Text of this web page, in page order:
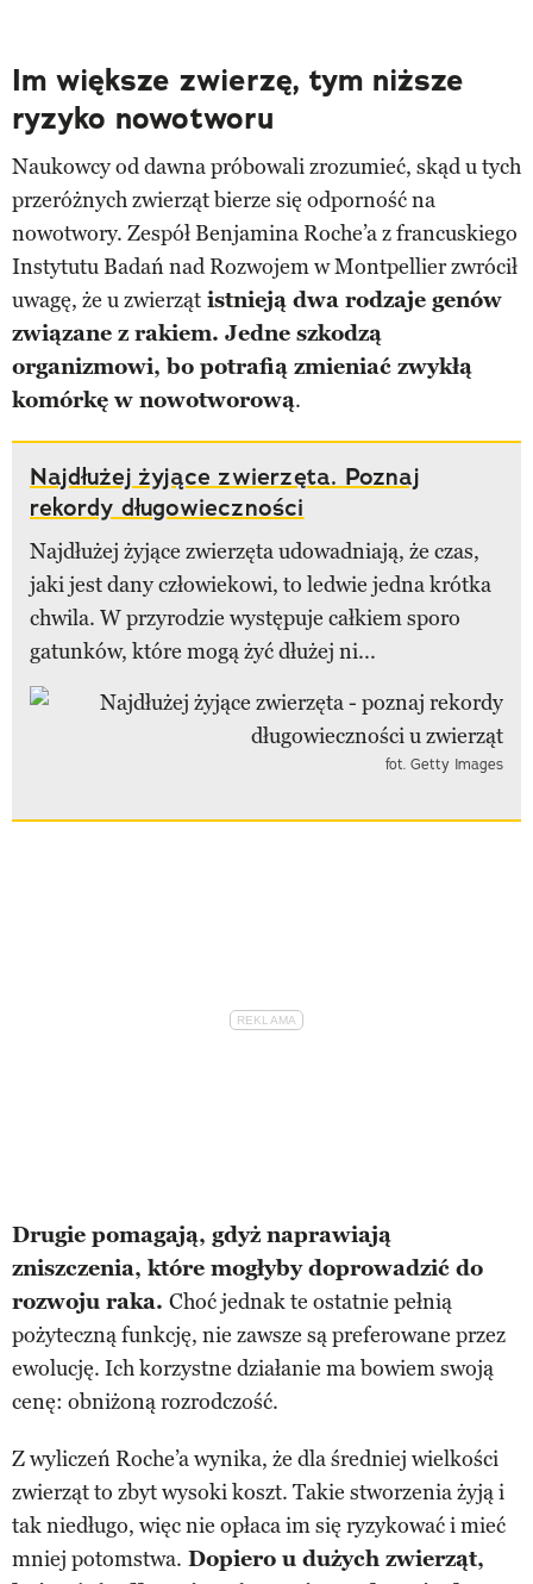
Im większe zwierzę, tym niższe
ryzyko nowotworu
Naukowcy od dawna próbowali zrozumieć, skąd u tych
przeróżnych zwierząt bierze się odporność na
nowotwory. Zespół Benjamina Roche’a z francuskiego
Instytutu Badań nad Rozwojem w Montpellier zwrócił
uwagę, że u zwierząt istnieją dwa rodzaje genów
związane z rakiem. Jedne szkodzą
organizmowi, bo potrafią zmieniać zwykłą
komórkę w nowotworową.
Najdłużej żyjące zwierzęta. Poznaj
rekordy długowieczności
Najdłużej żyjące zwierzęta udowadniają, że czas,
jaki jest dany człowiekowi, to ledwie jedna krótka
chwila. W przyrodzie występuje całkiem sporo
gatunków, które mogą żyć dłużej ni...
fot. Getty Images
Drugie pomagają, gdyż naprawiają
zniszczenia, które mogłyby doprowadzić do
rozwoju raka. Choć jednak te ostatnie pełnią
pożyteczną funkcję, nie zawsze są preferowane przez
ewolucję. Ich korzystne działanie ma bowiem swoją
cenę: obniżoną rozrodczość.
Z wyliczeń Roche’a wynika, że dla średniej wielkości
zwierząt to zbyt wysoki koszt. Takie stworzenia żyją i
tak niedługo, więc nie opłaca im się ryzykować i mieć
mniej potomstwa. Dopiero u dużych zwierząt,